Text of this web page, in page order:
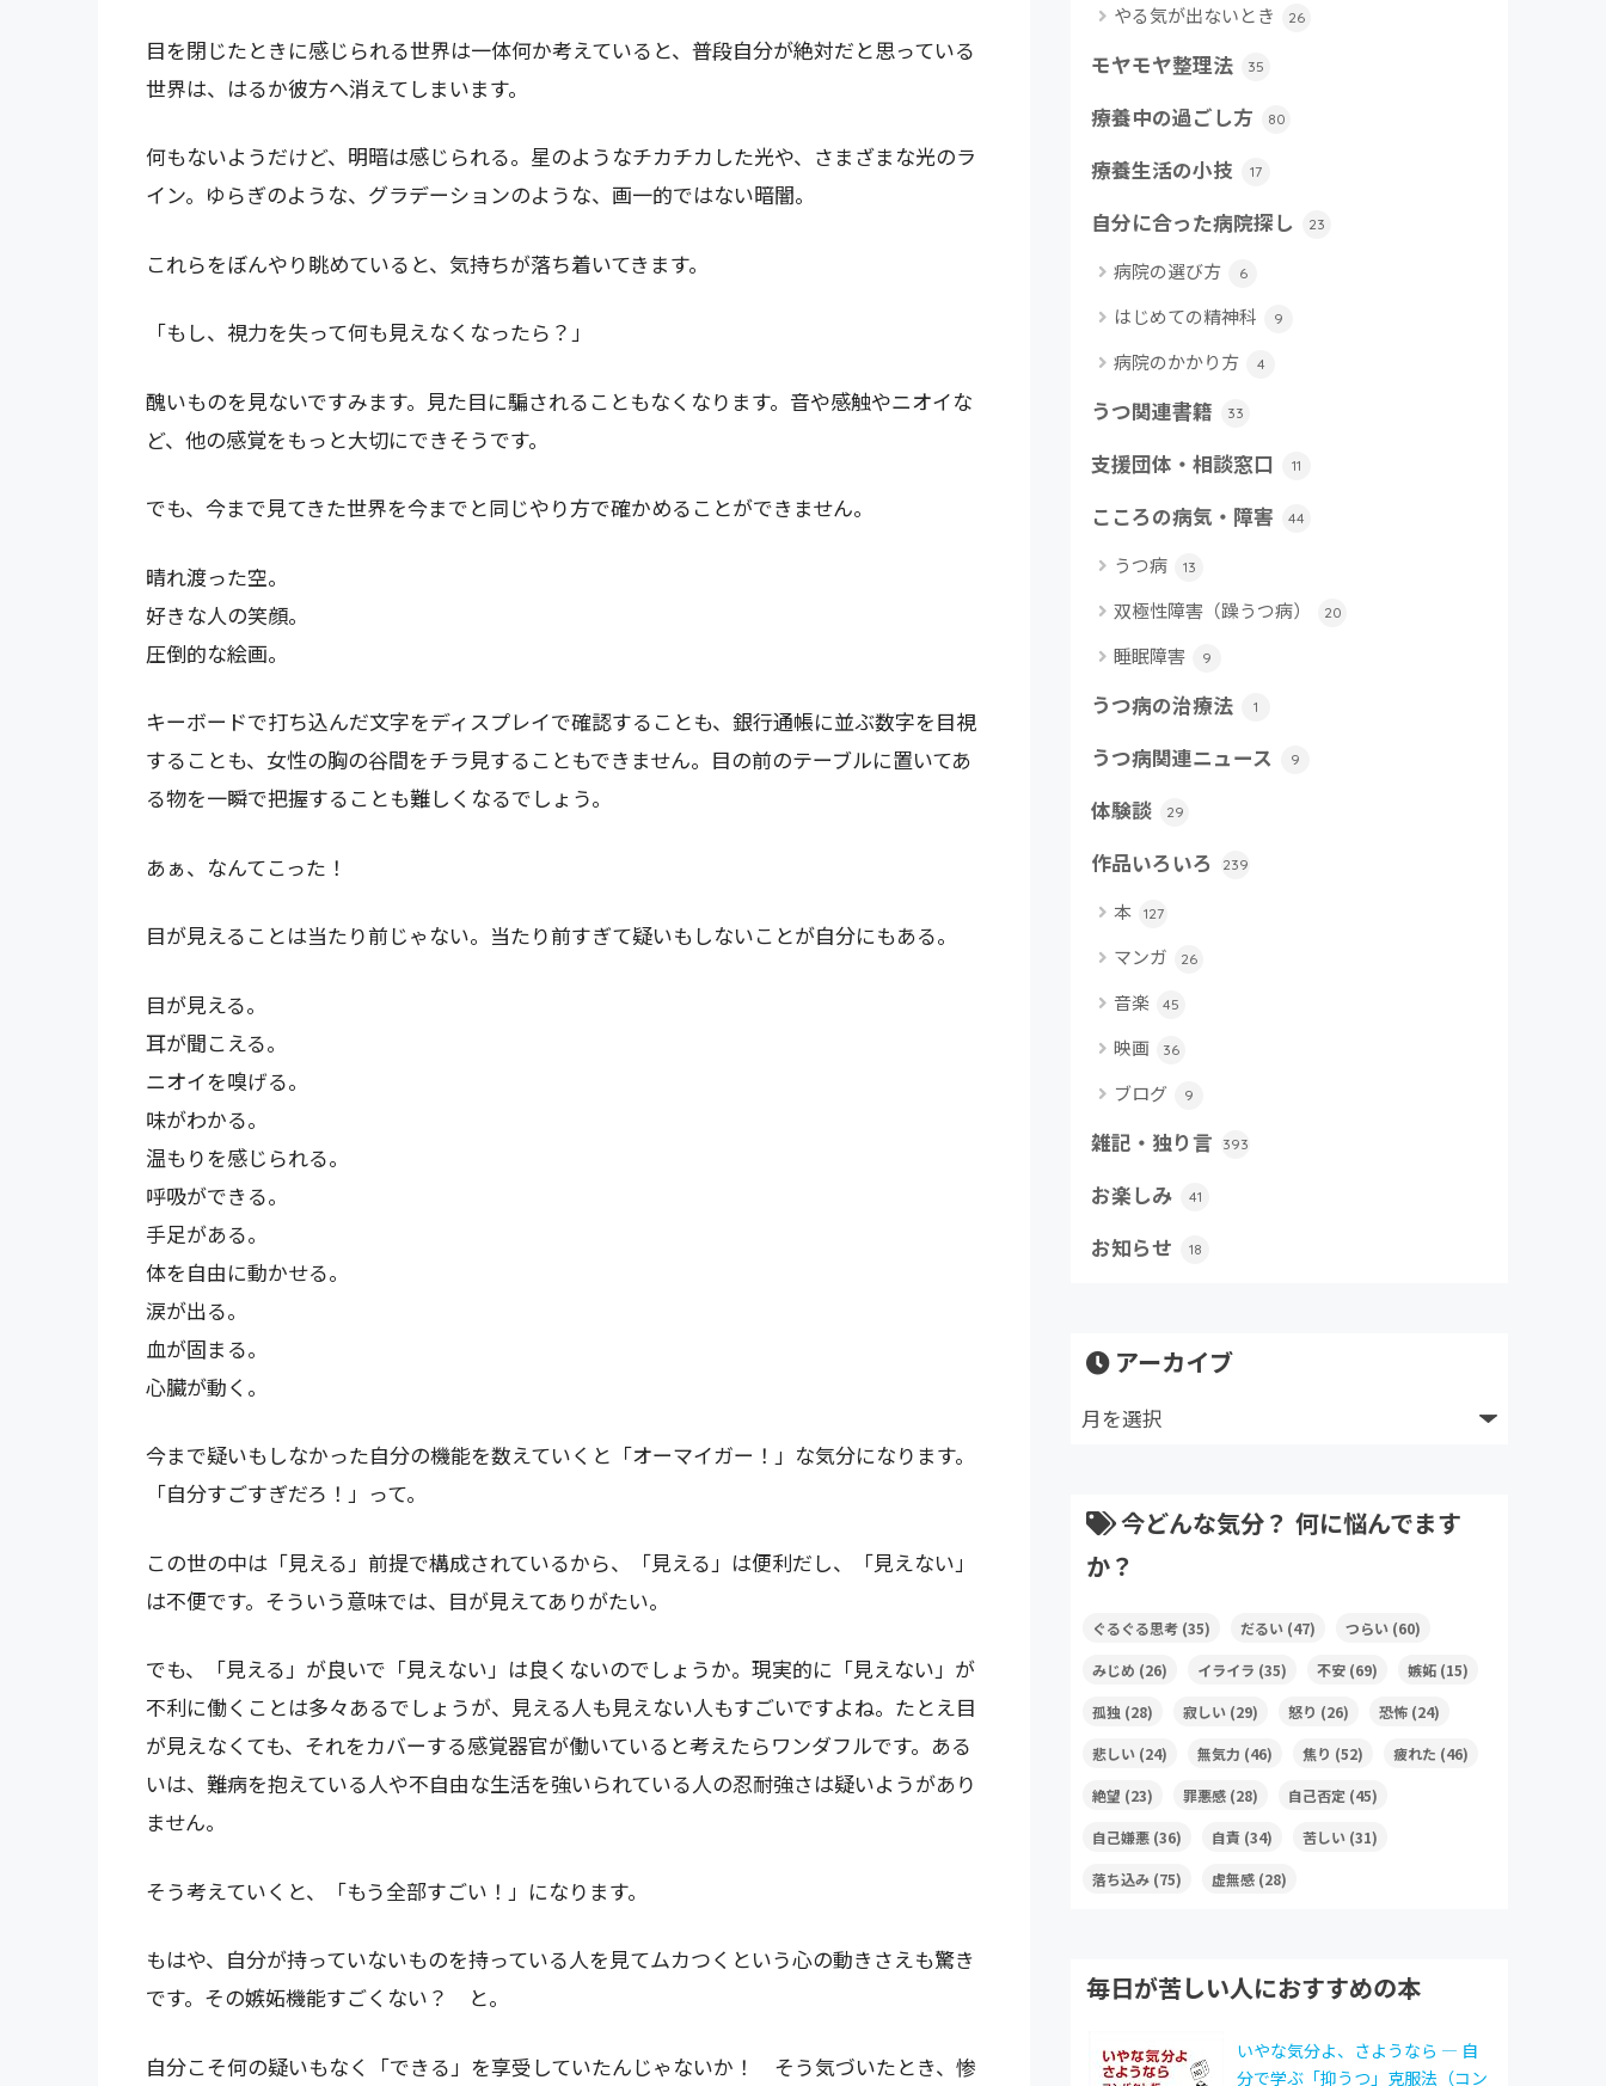
目を閉じたときに感じられる世界は一体何か考えていると、普段自分が絶対だと思っている
世界は、はるか彼方へ消えてしまいます。
何もないようだけど、明暗は感じられる。星のようなチカチカした光や、さまざまな光のラ
イン。ゆらぎのような、グラデーションのような、画一的ではない暗闇。
これらをぼんやり眺めていると、気持ちが落ち着いてきます。
「もし、視力を失って何も見えなくなったら？」
醜いものを見ないですみます。見た目に騙されることもなくなります。音や感触やニオイな
ど、他の感覚をもっと大切にできそうです。
でも、今まで見てきた世界を今までと同じやり方で確かめることができません。
晴れ渡った空。
好きな人の笑顔。
圧倒的な絵画。
キーボードで打ち込んだ文字をディスプレイで確認することも、銀行通帳に並ぶ数字を目視
することも、女性の胸の谷間をチラ見することもできません。目の前のテーブルに置いてあ
る物を一瞬で把握することも難しくなるでしょう。
あぁ、なんてこった！
目が見えることは当たり前じゃない。当たり前すぎて疑いもしないことが自分にもある。
目が見える。
耳が聞こえる。
ニオイを嗅げる。
味がわかる。
温もりを感じられる。
呼吸ができる。
手足がある。
体を自由に動かせる。
涙が出る。
血が固まる。
心臓が動く。
今まで疑いもしなかった自分の機能を数えていくと「オーマイガー！」な気分になります。
「自分すごすぎだろ！」って。
この世の中は「見える」前提で構成されているから、「見える」は便利だし、「見えない」
は不便です。そういう意味では、目が見えてありがたい。
でも、「見える」が良いで「見えない」は良くないのでしょうか。現実的に「見えない」が
不利に働くことは多々あるでしょうが、見える人も見えない人もすごいですよね。たとえ目
が見えなくても、それをカバーする感覚器官が働いていると考えたらワンダフルです。ある
いは、難病を抱えている人や不自由な生活を強いられている人の忍耐強さは疑いようがあり
ません。
そう考えていくと、「もう全部すごい！」になります。
もはや、自分が持っていないものを持っている人を見てムカつくという心の動きさえも驚き
です。その嫉妬機能すごくない？ と。
自分こそ何の疑いもなく「できる」を享受していたんじゃないか！ そう気づいたとき、惨
やる気が出ないとき 26
モヤモヤ整理法 35
療養中の過ごし方 80
療養生活の小技 17
自分に合った病院探し 23
病院の選び方 6
はじめての精神科 9
病院のかかり方 4
うつ関連書籍 33
支援団体・相談窓口 11
こころの病気・障害 44
うつ病 13
双極性障害（躁うつ病） 20
睡眠障害 9
うつ病の治療法 1
うつ病関連ニュース 9
体験談 29
作品いろいろ 239
本 127
マンガ 26
音楽 45
映画 36
ブログ 9
雑記・独り言 393
お楽しみ 41
お知らせ 18
アーカイブ
今どんな気分？ 何に悩んでます
か？
ぐるぐる思考 (35) だるい (47) つらい (60)
みじめ (26) イライラ (35) 不安 (69) 嫉妬 (15)
孤独 (28) 寂しい (29) 怒り (26) 恐怖 (24)
悲しい (24) 無気力 (46) 焦り (52) 疲れた (46)
絶望 (23) 罪悪感 (28) 自己否定 (45)
自己嫌悪 (36) 自責 (34) 苦しい (31)
落ち込み (75) 虚無感 (28)
毎日が苦しい人におすすめの本
いやな気分よ、さようなら ― 自
分で学ぶ「抑うつ」克服法（コン